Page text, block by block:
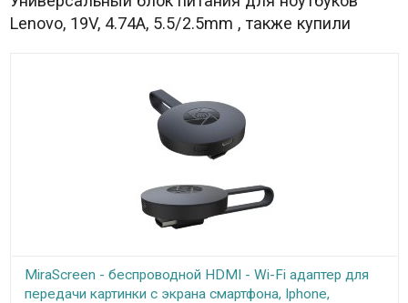
Lenovo, 19V, 4.74A, 5.5/2.5mm , также купили
MiraScreen - беспроводной HDMI - Wi-Fi адаптер для
передачи картинки с экрана смартфона, Iphone,